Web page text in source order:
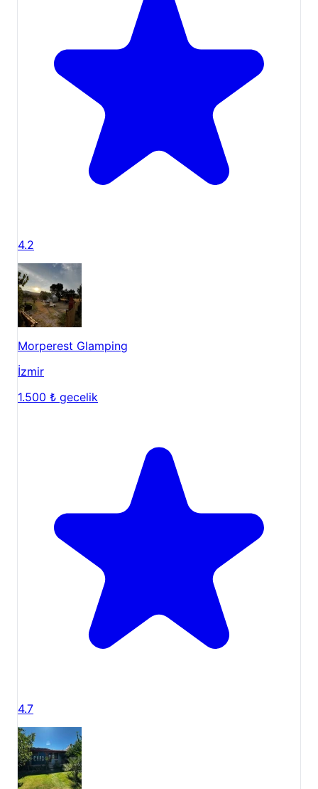
ALANI Aktiviteler ve Çevredeki
Keşif Noktaları
MORS KARAVAN & ÇADIR KAMP ALANI
, sadece
konaklama değil, aynı zamanda hem tesis içinde
hem de çevresinde keyifli vakit geçirebileceğiniz
çeşitli aktivite ve keşif imkanları sunar. Doğanın
kalbinde huzurlu bir tatil geçirirken, bölgenin
güzelliklerini de deneyimleyebilirsiniz.
Tesis İçi Aktiviteler:
alanımızın geniş bahçesi, özellikle çocuklu aileler
için güvenli ve eğlenceli bir oyun alanı sunar.
Mangal Keyfi:
sayesinde, sevdiklerinizle birlikte lezzetli bir
mangal ziyafeti çekebilirsiniz. Akşamları ateş
vazgeçilmez bir parçası olacaktır. Tesisimizde
ateş yakılan alanlar da mevcuttur.
veya sadece gökyüzünü izleyerek huzur bulmak
isteyenler için eşsiz bir deneyim sunar.
Dinlenme ve Yenilenme:
Şezlongunuzda uzanıp
kitabınızı okuyabilir, salıncağınızda sallanarak
çocukluğunuza geri dönebilir veya sadece
sessizliğin tadını çıkarabilirsiniz.
Çevredeki Keşif Noktaları:
Mordoğan Plajları ve Koyları:
Tesisimizden
sadece 10 dakika mesafedeki Mordoğan
plajlarında ve çevredeki popüler koylarda yüzme,
güneşlenme ve su sporları yapabilirsiniz. Ege'nin
yürüyüşü ve trekking tutkunları için birçok
keşfedilmeyi bekleyen patika ve rota sunar.
Bölgenin eşsiz bitki örtüsü ve manzaraları
eşliğinde keyifli yürüyüşler yapabilirsiniz.
4.2
Morperest Glamping
İzmir
1.500 ₺ gecelik
4.7